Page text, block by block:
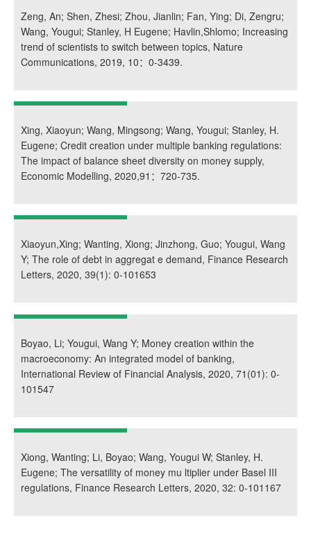
Zeng, An; Shen, Zhesi; Zhou, Jianlin; Fan, Ying; Di, Zengru;
Wang, Yougui; Stanley, H Eugene; Havlin,Shlomo; Increasing
trend of scientists to switch between topics, Nature
Communications, 2019, 10：0-3439.
Xing, Xiaoyun; Wang, Mingsong; Wang, Yougui; Stanley, H.
Eugene; Credit creation under multiple banking regulations:
The impact of balance sheet diversity on money supply,
Economic Modelling, 2020,91：720-735.
Xiaoyun,Xing; Wanting, Xiong; Jinzhong, Guo; Yougui, Wang
Y; The role of debt in aggregat e demand, Finance Research
Letters, 2020, 39(1): 0-101653
Boyao, Li; Yougui, Wang Y; Money creation within the
macroeconomy: An integrated model of banking,
International Review of Financial Analysis, 2020, 71(01): 0-
101547
Xiong, Wanting; Li, Boyao; Wang, Yougui W; Stanley, H.
Eugene; The versatility of money mu ltiplier under Basel III
regulations, Finance Research Letters, 2020, 32: 0-101167